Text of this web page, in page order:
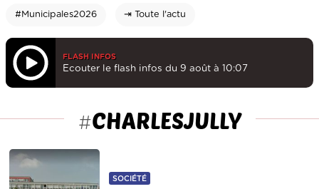
#Municipales2026 ⇥ Toute l'actu
FLASH INFOS
Ecouter le flash infos du 9 août à 10:07
#CHARLESJULLY
SOCIÉTÉ